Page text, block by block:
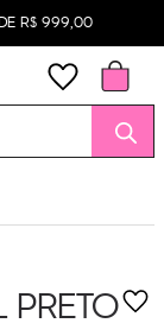
R$ 999,00
PRETO